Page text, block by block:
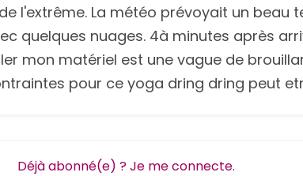
l'extrême. La météo prévoyait un
quelques nuages. 4à minutes après
mon matériel est une vague de
pour ce yoga dring dring peut
Déjà abonné(e) ? Je me connecte.